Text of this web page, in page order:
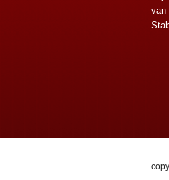
van